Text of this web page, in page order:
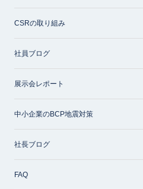
CSRの取り組み
社員ブログ
展示会レポート
中小企業のBCP地震対策
社長ブログ
FAQ